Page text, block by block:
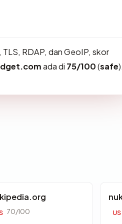
RDAP, dan GeoIP, skor
ada di 75/100(safe).
70/100 US